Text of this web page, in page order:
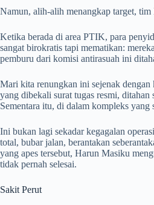
Namun, alih-alih menangkap target,
Ketika berada di area PTIK, para
sangat birokratis tapi mematikan:
pemburu dari komisi antirasuah ini
Mari kita renungkan ini sejenak
yang dibekali surat tugas resmi, ditahan
Sementara itu, di dalam kompleks yang
Ini bukan lagi sekadar kegagalan
total, bubar jalan, berantakan
yang apes tersebut, Harun Masiku
tidak pernah selesai.
Sakit Perut